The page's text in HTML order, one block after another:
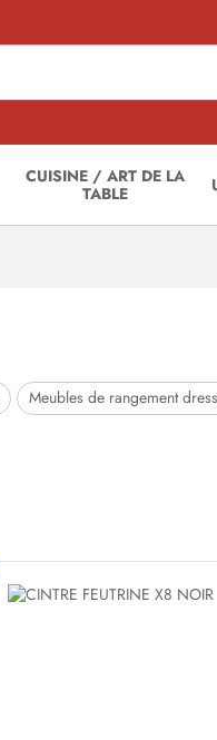
CUISINE / ART DE LA
TABLE
Meubles de rangement